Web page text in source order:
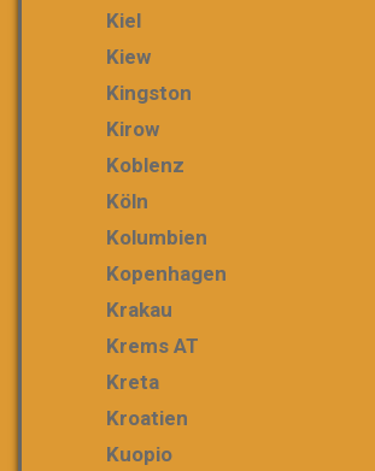
Kiel
Kiew
Kingston
Kirow
Koblenz
Köln
Kolumbien
Kopenhagen
Krakau
Krems AT
Kreta
Kroatien
Kuopio